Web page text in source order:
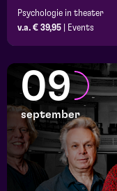
Psychologie in theater
v.a. € 39,95
Events
09
september